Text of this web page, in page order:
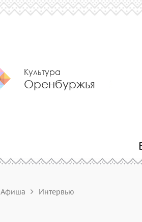
Культура
Оренбуржья
Афиша Интервью